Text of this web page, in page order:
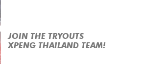
JOIN THE TRYOUTS
XPENG THAILAND TEAM!